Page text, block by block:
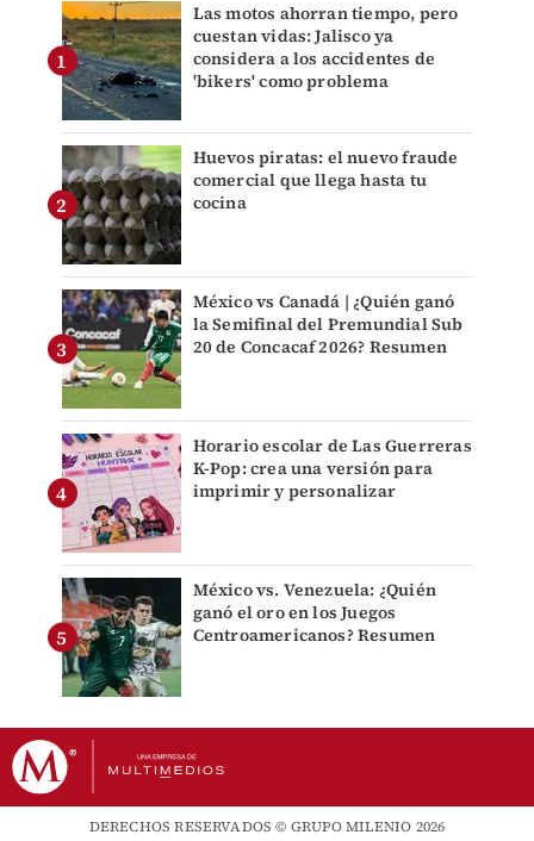
Las motos ahorran tiempo, pero
cuestan vidas: Jalisco ya
considera a los accidentes de
'bikers' como problema
Huevos piratas: el nuevo fraude
comercial que llega hasta tu
cocina
México vs Canadá | ¿Quién ganó
la Semifinal del Premundial Sub
20 de Concacaf 2026? Resumen
Horario escolar de Las Guerreras
K-Pop: crea una versión para
imprimir y personalizar
México vs. Venezuela: ¿Quién
ganó el oro en los Juegos
Centroamericanos? Resumen
DERECHOS RESERVADOS © GRUPO MILENIO 2026